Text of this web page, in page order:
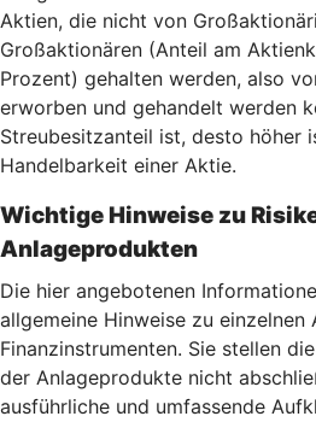
Aktien, die nicht von
Großaktionären (Anteil am
Prozent) gehalten werden, also
erworben und gehandelt werden
Streubesitzanteil ist, desto höher
Handelbarkeit einer Aktie.
Wichtige Hinweise zu
Anlageprodukten
Die hier angebotenen
allgemeine Hinweise zu einzelnen
Finanzinstrumenten. Sie stellen
der Anlageprodukte nicht
ausführliche und umfassende